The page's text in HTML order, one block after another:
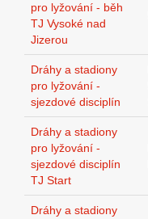
pro lyžování - běh
TJ Vysoké nad
Jizerou
Dráhy a stadiony
pro lyžování -
sjezdové disciplín
Dráhy a stadiony
pro lyžování -
sjezdové disciplín
TJ Start
Dráhy a stadiony